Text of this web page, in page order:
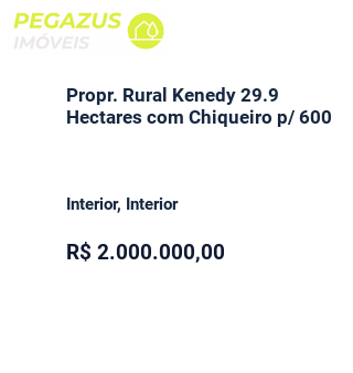
Propr. Rural Kenedy 29.9
Hectares com Chiqueiro p/ 600
Interior, Interior
R$ 2.000.000,00